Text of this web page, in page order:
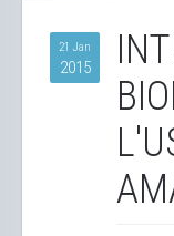
21 Jan
2015